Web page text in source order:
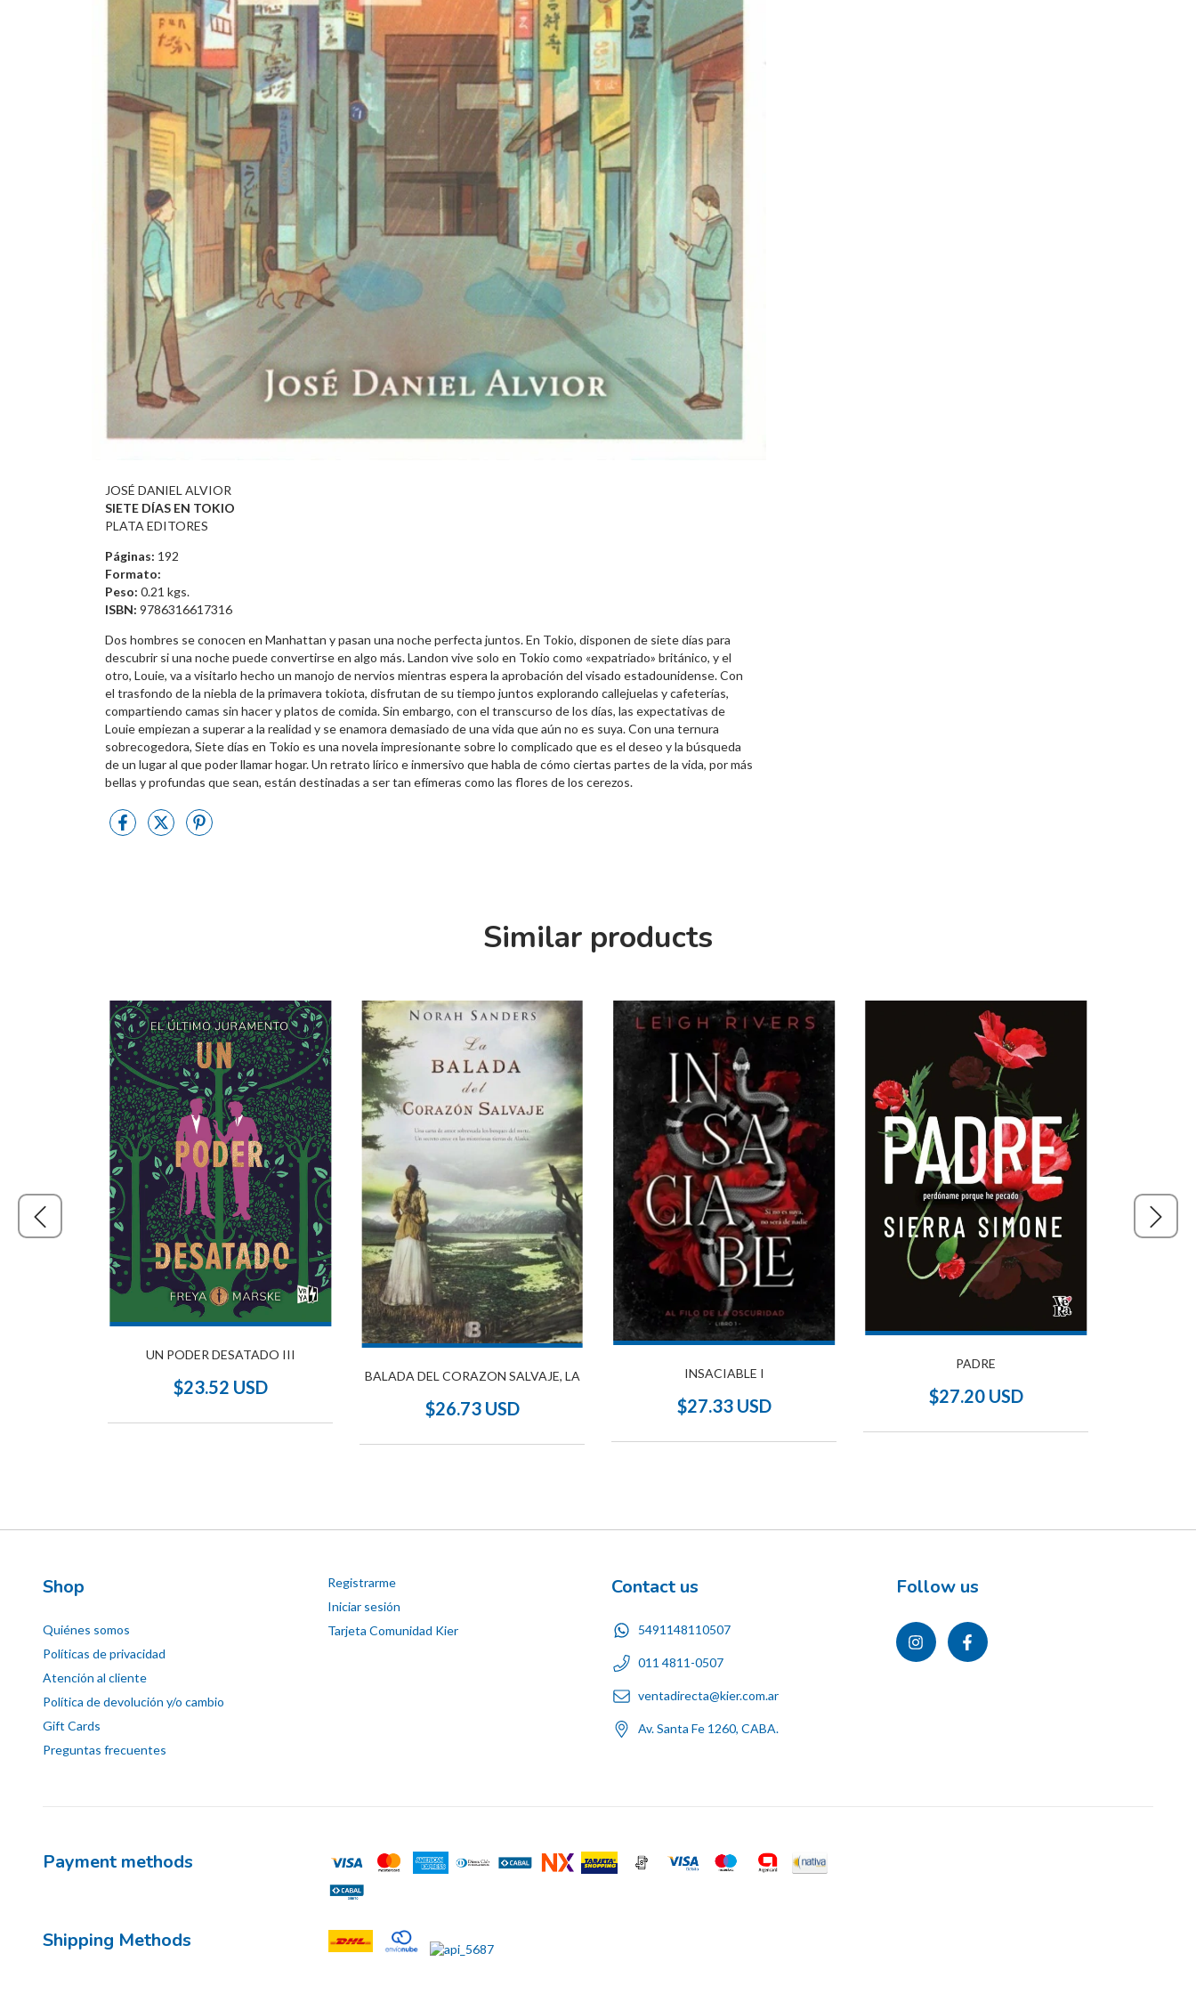
JOSÉ DANIEL ALVIOR
SIETE DÍAS EN TOKIO
PLATA EDITORES
Páginas: 192
Formato:
Peso: 0.21 kgs.
ISBN: 9786316617316
Dos hombres se conocen en Manhattan y pasan una noche perfecta juntos. En Tokio, disponen de siete días para
descubrir si una noche puede convertirse en algo más. Landon vive solo en Tokio como «expatriado» británico, y el
otro, Louie, va a visitarlo hecho un manojo de nervios mientras espera la aprobación del visado estadounidense. Con
el trasfondo de la niebla de la primavera tokiota, disfrutan de su tiempo juntos explorando callejuelas y cafeterías,
compartiendo camas sin hacer y platos de comida. Sin embargo, con el transcurso de los días, las expectativas de
Louie empiezan a superar a la realidad y se enamora demasiado de una vida que aún no es suya. Con una ternura
sobrecogedora, Siete días en Tokio es una novela impresionante sobre lo complicado que es el deseo y la búsqueda
de un lugar al que poder llamar hogar. Un retrato lírico e inmersivo que habla de cómo ciertas partes de la vida, por más
bellas y profundas que sean, están destinadas a ser tan efímeras como las flores de los cerezos.
Similar products
UN PODER DESATADO III
$23.52 USD
BALADA DEL CORAZON SALVAJE, LA
$26.73 USD
INSACIABLE I
$27.33 USD
PADRE
$27.20 USD
Shop
Quiénes somos
Políticas de privacidad
Atención al cliente
Política de devolución y/o cambio
Gift Cards
Preguntas frecuentes
Registrarme
Iniciar sesión
Tarjeta Comunidad Kier
Contact us
5491148110507
011 4811-0507
ventadirecta@kier.com.ar
Av. Santa Fe 1260, CABA.
Follow us
Payment methods
Shipping Methods